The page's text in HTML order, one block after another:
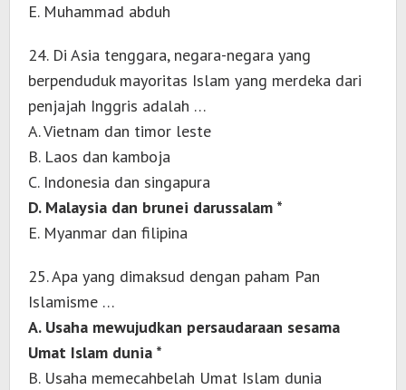
E. Muhammad abduh
24. Di Asia tenggara, negara-negara yang
berpenduduk mayoritas Islam yang merdeka dari
penjajah Inggris adalah …
A. Vietnam dan timor leste
B. Laos dan kamboja
C. Indonesia dan singapura
D. Malaysia dan brunei darussalam *
E. Myanmar dan filipina
25. Apa yang dimaksud dengan paham Pan
Islamisme …
A. Usaha mewujudkan persaudaraan sesama
Umat Islam dunia *
B. Usaha memecahbelah Umat Islam dunia